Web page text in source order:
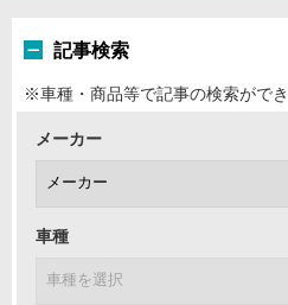
記事検索
※車種・商品等で記事の検索がで
メーカー
車種